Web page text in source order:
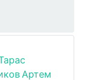
Артем